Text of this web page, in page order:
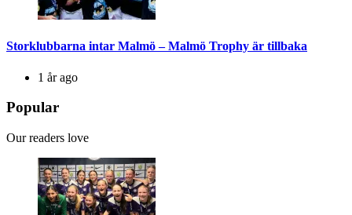
Storklubbarna intar Malmö – Malmö Trophy är tillbaka
1 år ago
Popular
Our readers love